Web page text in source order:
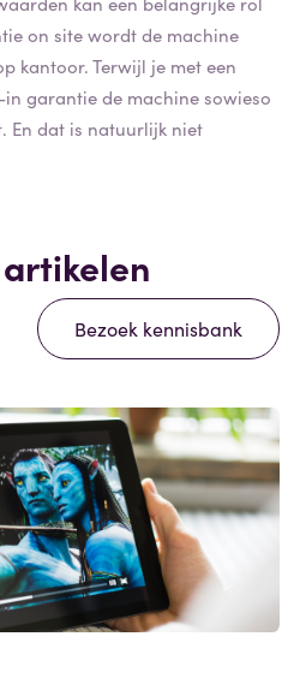
on site wordt de machine
kantoor. Terwijl je met een
garantie de machine sowieso
En dat is natuurlijk niet
Bezoek kennisbank